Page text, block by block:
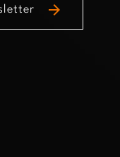
arrow_forward